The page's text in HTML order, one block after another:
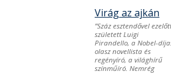
Virág az ajkán
”Száz esztendővel
született Luigi
Pirandello, a Nobel-
olasz novellista és
regényíró, a világhírű
színműíró. Nemrég